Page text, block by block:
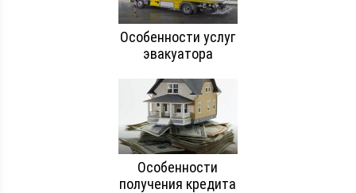
Особенности услуг
эвакуатора
Особенности
получения кредита